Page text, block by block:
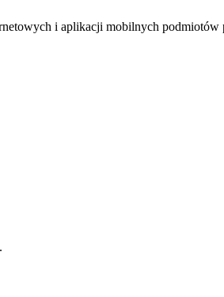
i aplikacji mobilnych
.